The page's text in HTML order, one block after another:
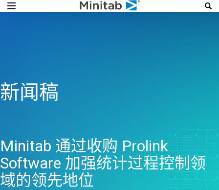
新闻稿
Minitab 通过收购 Prolink
Software 加强统计过程控制领
域的领先地位